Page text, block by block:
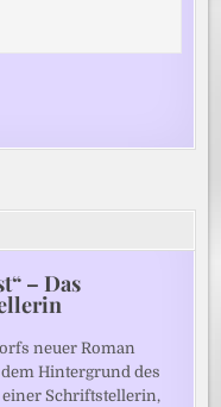
– Das
neuer Roman
Hintergrund des
Schriftstellerin,